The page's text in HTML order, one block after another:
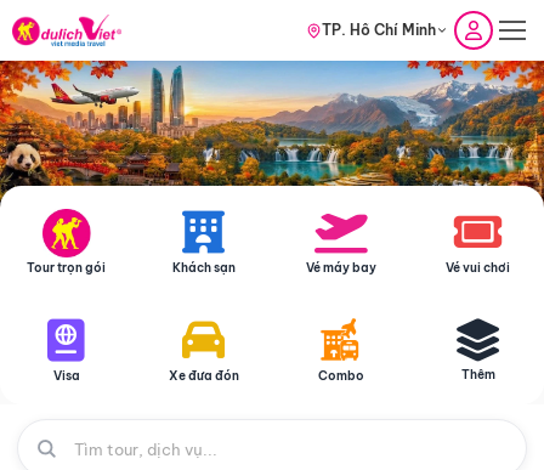
TP. Hồ Chí Minh
Tour trọn gói Khách sạn Vé máy bay Vé vui chơi
Visa Xe đưa đón Combo Thêm